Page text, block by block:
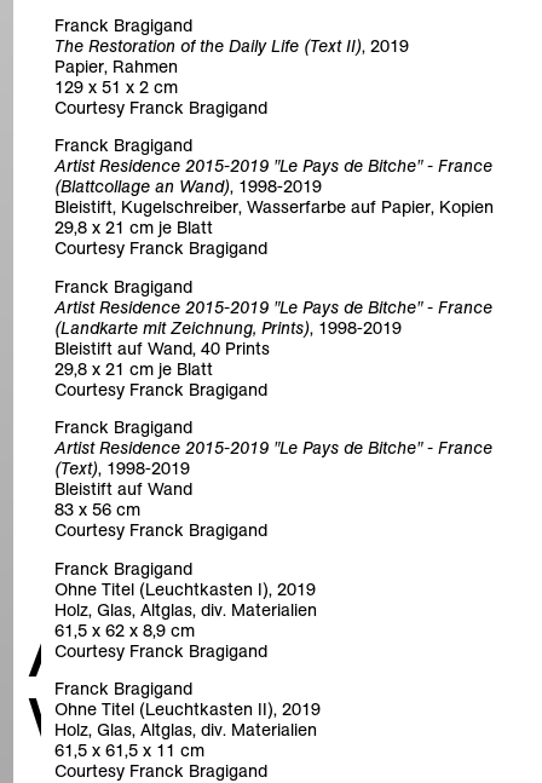
ANDERS
WOHNEN
Franck Bragigand
The Restoration of the Daily Life (Text II), 2019
Papier, Rahmen
129 x 51 x 2 cm
Courtesy Franck Bragigand
Franck Bragigand
Artist Residence 2015-2019 "Le Pays de Bitche" - France
(Blattcollage an Wand), 1998-2019
Bleistift, Kugelschreiber, Wasserfarbe auf Papier, Kopien
29,8 x 21 cm je Blatt
Courtesy Franck Bragigand
Franck Bragigand
Artist Residence 2015-2019 "Le Pays de Bitche" - France
(Landkarte mit Zeichnung, Prints), 1998-2019
Bleistift auf Wand, 40 Prints
29,8 x 21 cm je Blatt
Courtesy Franck Bragigand
Franck Bragigand
Artist Residence 2015-2019 "Le Pays de Bitche" - France
(Text), 1998-2019
Bleistift auf Wand
83 x 56 cm
Courtesy Franck Bragigand
Franck Bragigand
Ohne Titel (Leuchtkasten I), 2019
Holz, Glas, Altglas, div. Materialien
61,5 x 62 x 8,9 cm
Courtesy Franck Bragigand
Franck Bragigand
Ohne Titel (Leuchtkasten II), 2019
Holz, Glas, Altglas, div. Materialien
61,5 x 61,5 x 11 cm
Courtesy Franck Bragigand